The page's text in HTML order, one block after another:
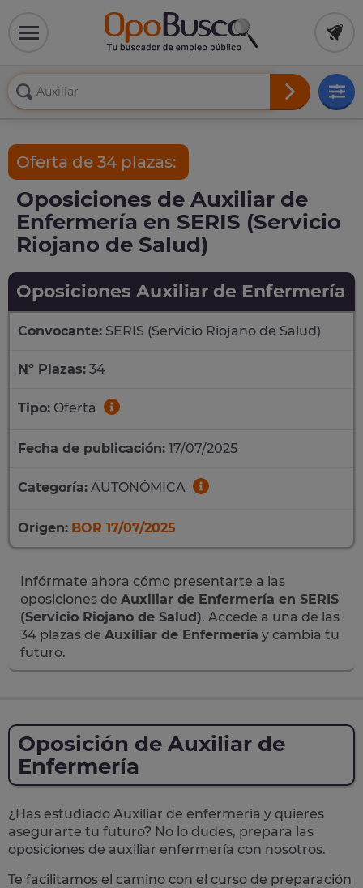
Oferta de 34 plazas:
Oposiciones de Auxiliar de
Enfermería en SERIS (Servicio
Riojano de Salud)
Oposiciones Auxiliar de Enfermería
Convocante: SERIS (Servicio Riojano de Salud)
Nº Plazas: 34
Tipo: Oferta
Fecha de publicación: 17/07/2025
Categoría: AUTONÓMICA
Origen: BOR 17/07/2025
Infórmate ahora cómo presentarte a las
oposiciones de Auxiliar de Enfermería en SERIS
(Servicio Riojano de Salud). Accede a una de las
34 plazas de Auxiliar de Enfermería y cambia tu
futuro.
Oposición de Auxiliar de
Enfermería
¿Has estudiado Auxiliar de enfermería y quieres
asegurarte tu futuro? No lo dudes, prepara las
oposiciones de auxiliar enfermería con nosotros.
Te facilitamos el camino con el curso de preparación